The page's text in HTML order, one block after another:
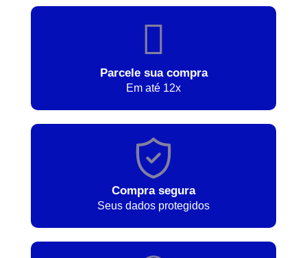
Parcele sua compra
Em até 12x
Compra segura
Seus dados protegidos